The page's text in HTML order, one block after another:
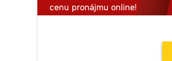
cenu pronájmu online!